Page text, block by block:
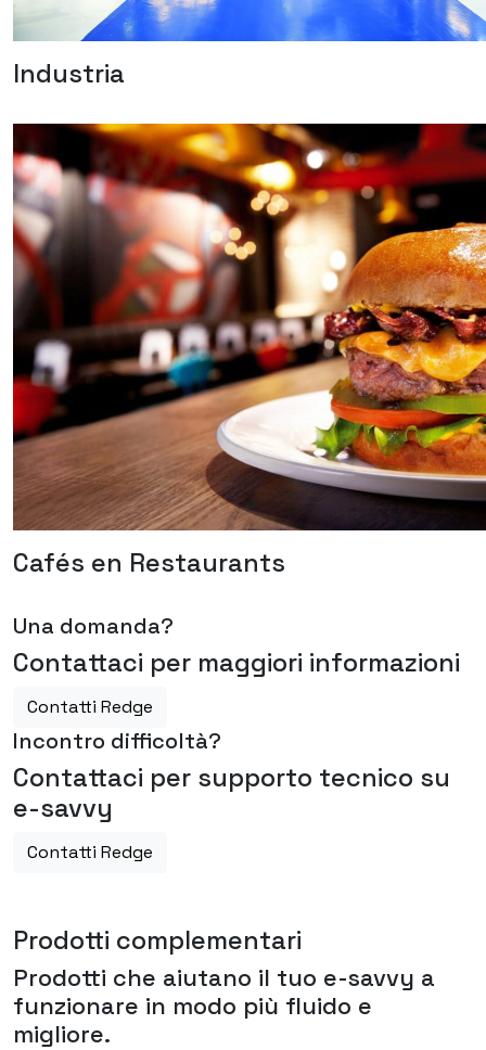
Industria
Cafés en Restaurants
Una domanda?
Contattaci per maggiori informazioni
Contatti Redge
Incontro difficoltà?
Contattaci per supporto tecnico su
e-savvy
Contatti Redge
Prodotti complementari
Prodotti che aiutano il tuo e-savvy a
funzionare in modo più fluido e
migliore.